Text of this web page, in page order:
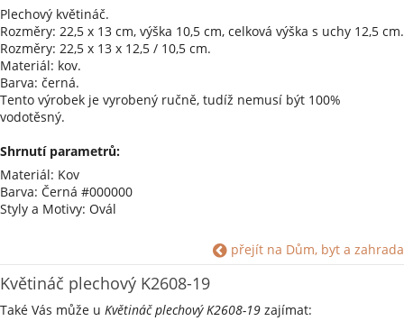
Plechový květináč.
Rozměry: 22,5 x 13 cm, výška 10,5 cm, celková výška s uchy 12,5 cm.
Rozměry: 22,5 x 13 x 12,5 / 10,5 cm.
Materiál: kov.
Barva: černá.
Tento výrobek je vyrobený ručně, tudíž nemusí být 100%
vodotěsný.
Shrnutí parametrů:
Materiál: Kov
Barva: Černá #000000
Styly a Motivy: Ovál
přejít na Dům, byt a zahrada
Květináč plechový K2608-19
Také Vás může u Květináč plechový K2608-19 zajímat: